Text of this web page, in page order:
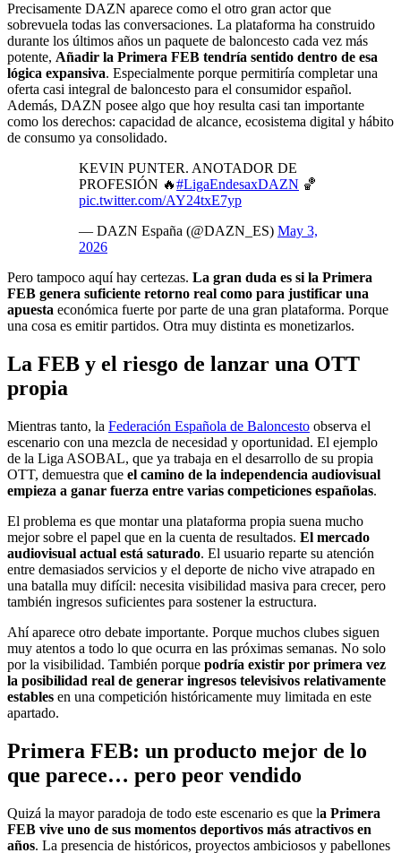
Precisamente DAZN aparece como el otro gran actor que
sobrevuela todas las conversaciones. La plataforma ha construido
durante los últimos años un paquete de baloncesto cada vez más
potente, Añadir la Primera FEB tendría sentido dentro de esa
lógica expansiva. Especialmente porque permitiría completar una
oferta casi integral de baloncesto para el consumidor español.
Además, DAZN posee algo que hoy resulta casi tan importante
como los derechos: capacidad de alcance, ecosistema digital y hábito
de consumo ya consolidado.
KEVIN PUNTER. ANOTADOR DE
PROFESIÓN 🔥#LigaEndesaxDAZN 🏀
pic.twitter.com/AY24txE7yp
— DAZN España (@DAZN_ES) May 3,
2026
Pero tampoco aquí hay certezas. La gran duda es si la Primera
FEB genera suficiente retorno real como para justificar una
apuesta económica fuerte por parte de una gran plataforma. Porque
una cosa es emitir partidos. Otra muy distinta es monetizarlos.
La FEB y el riesgo de lanzar una OTT
propia
Mientras tanto, la Federación Española de Baloncesto observa el
escenario con una mezcla de necesidad y oportunidad. El ejemplo
de la Liga ASOBAL, que ya trabaja en el desarrollo de su propia
OTT, demuestra que el camino de la independencia audiovisual
empieza a ganar fuerza entre varias competiciones españolas.
El problema es que montar una plataforma propia suena mucho
mejor sobre el papel que en la cuenta de resultados. El mercado
audiovisual actual está saturado. El usuario reparte su atención
entre demasiados servicios y el deporte de nicho vive atrapado en
una batalla muy difícil: necesita visibilidad masiva para crecer, pero
también ingresos suficientes para sostener la estructura.
Ahí aparece otro debate importante. Porque muchos clubes siguen
muy atentos a todo lo que ocurra en las próximas semanas. No solo
por la visibilidad. También porque podría existir por primera vez
la posibilidad real de generar ingresos televisivos relativamente
estables en una competición históricamente muy limitada en este
apartado.
Primera FEB: un producto mejor de lo
que parece… pero peor vendido
Quizá la mayor paradoja de todo este escenario es que la Primera
FEB vive uno de sus momentos deportivos más atractivos en
años. La presencia de históricos, proyectos ambiciosos y pabellones